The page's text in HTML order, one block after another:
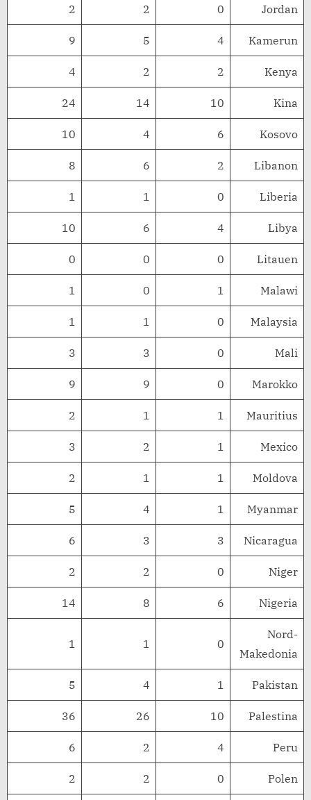
Jordan
0
2
2
Kamerun
4
5
9
Kenya
2
2
4
Kina
10
14
24
Kosovo
6
4
10
Libanon
2
6
8
Liberia
0
1
1
Libya
4
6
10
Litauen
0
0
0
Malawi
1
0
1
Malaysia
0
1
1
Mali
0
3
3
Marokko
0
9
9
Mauritius
1
1
2
Mexico
1
2
3
Moldova
1
1
2
Myanmar
1
4
5
Nicaragua
3
3
6
Niger
0
2
2
Nigeria
6
8
14
Nord-
Makedonia
0
1
1
Pakistan
1
4
5
Palestina
10
26
36
Peru
4
2
6
Polen
0
2
2